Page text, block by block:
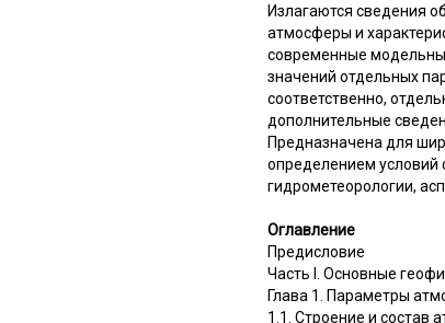
Излагаются сведения
атмосферы и
современные
значений отдельных
соответственно,
дополнительные
Предназначена для
определением условий
гидрометеорологии,
Оглавление
Предисловие
Часть I. Основные
Глава 1. Параметры
1.1. Строение и состав